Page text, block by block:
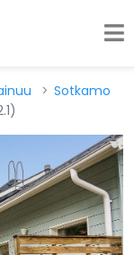
Sotkamo